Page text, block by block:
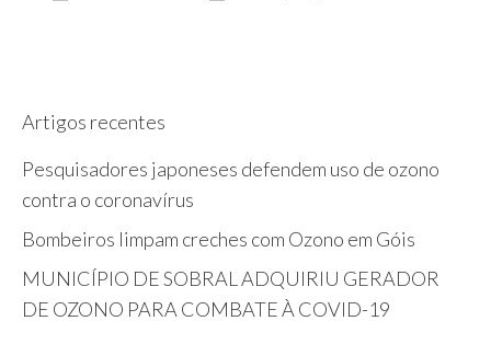
Artigos recentes
Pesquisadores japoneses defendem uso de ozono
contra o coronavírus
Bombeiros limpam creches com Ozono em Góis
MUNICÍPIO DE SOBRAL ADQUIRIU GERADOR
DE OZONO PARA COMBATE À COVID-19